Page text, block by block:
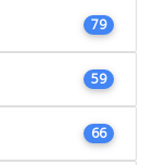
79
59
66